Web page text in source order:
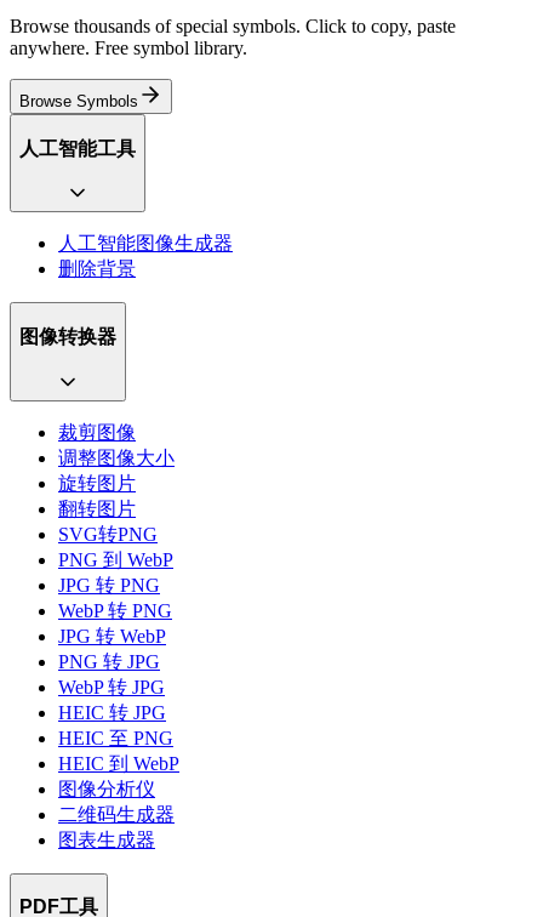
Browse thousands of special symbols. Click to copy, paste
anywhere. Free symbol library.
Browse Symbols
人工智能工具
人工智能图像生成器
删除背景
图像转换器
裁剪图像
调整图像大小
旋转图片
翻转图片
SVG转PNG
PNG 到 WebP
JPG 转 PNG
WebP 转 PNG
JPG 转 WebP
PNG 转 JPG
WebP 转 JPG
HEIC 转 JPG
HEIC 至 PNG
HEIC 到 WebP
图像分析仪
二维码生成器
图表生成器
PDF工具